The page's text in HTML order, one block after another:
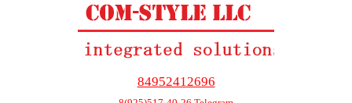
84952412696